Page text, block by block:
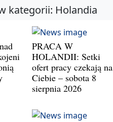
kategorii: Holandia
PRACA W
HOLANDII: Setki
ofert pracy czekają na
Ciebie – sobota 8
sierpnia 2026